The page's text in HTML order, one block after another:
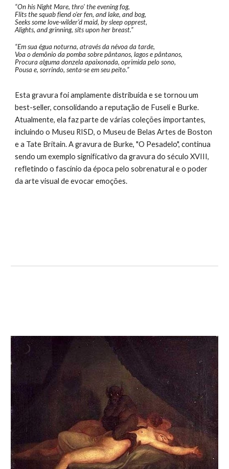
“On his Night Mare, thro’ the evening fog,
Flits the squab fiend o’er fen, and lake, and bog,
Seeks some love-wilder’d maid, by sleep opprest,
Alights, and grinning, sits upon her breast.”
“Em sua égua noturna, através da névoa da tarde,
Voa o demônio da pomba sobre pântanos, lagos e pântanos,
Procura alguma donzela apaixonada, oprimida pelo sono,
Pousa e, sorrindo, senta-se em seu peito.”
Esta gravura foi amplamente distribuída e se tornou um
best-seller, consolidando a reputação de Fuseli e Burke.
Atualmente, ela faz parte de várias coleções importantes,
incluindo o Museu RISD, o Museu de Belas Artes de Boston
e a Tate Britain. A gravura de Burke, "O Pesadelo", continua
sendo um exemplo significativo da gravura do século XVIII,
refletindo o fascínio da época pelo sobrenatural e o poder
da arte visual de evocar emoções.